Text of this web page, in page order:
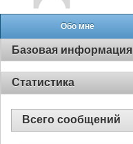
Обо мне
Базовая информация
Статистика
Всего сообщений